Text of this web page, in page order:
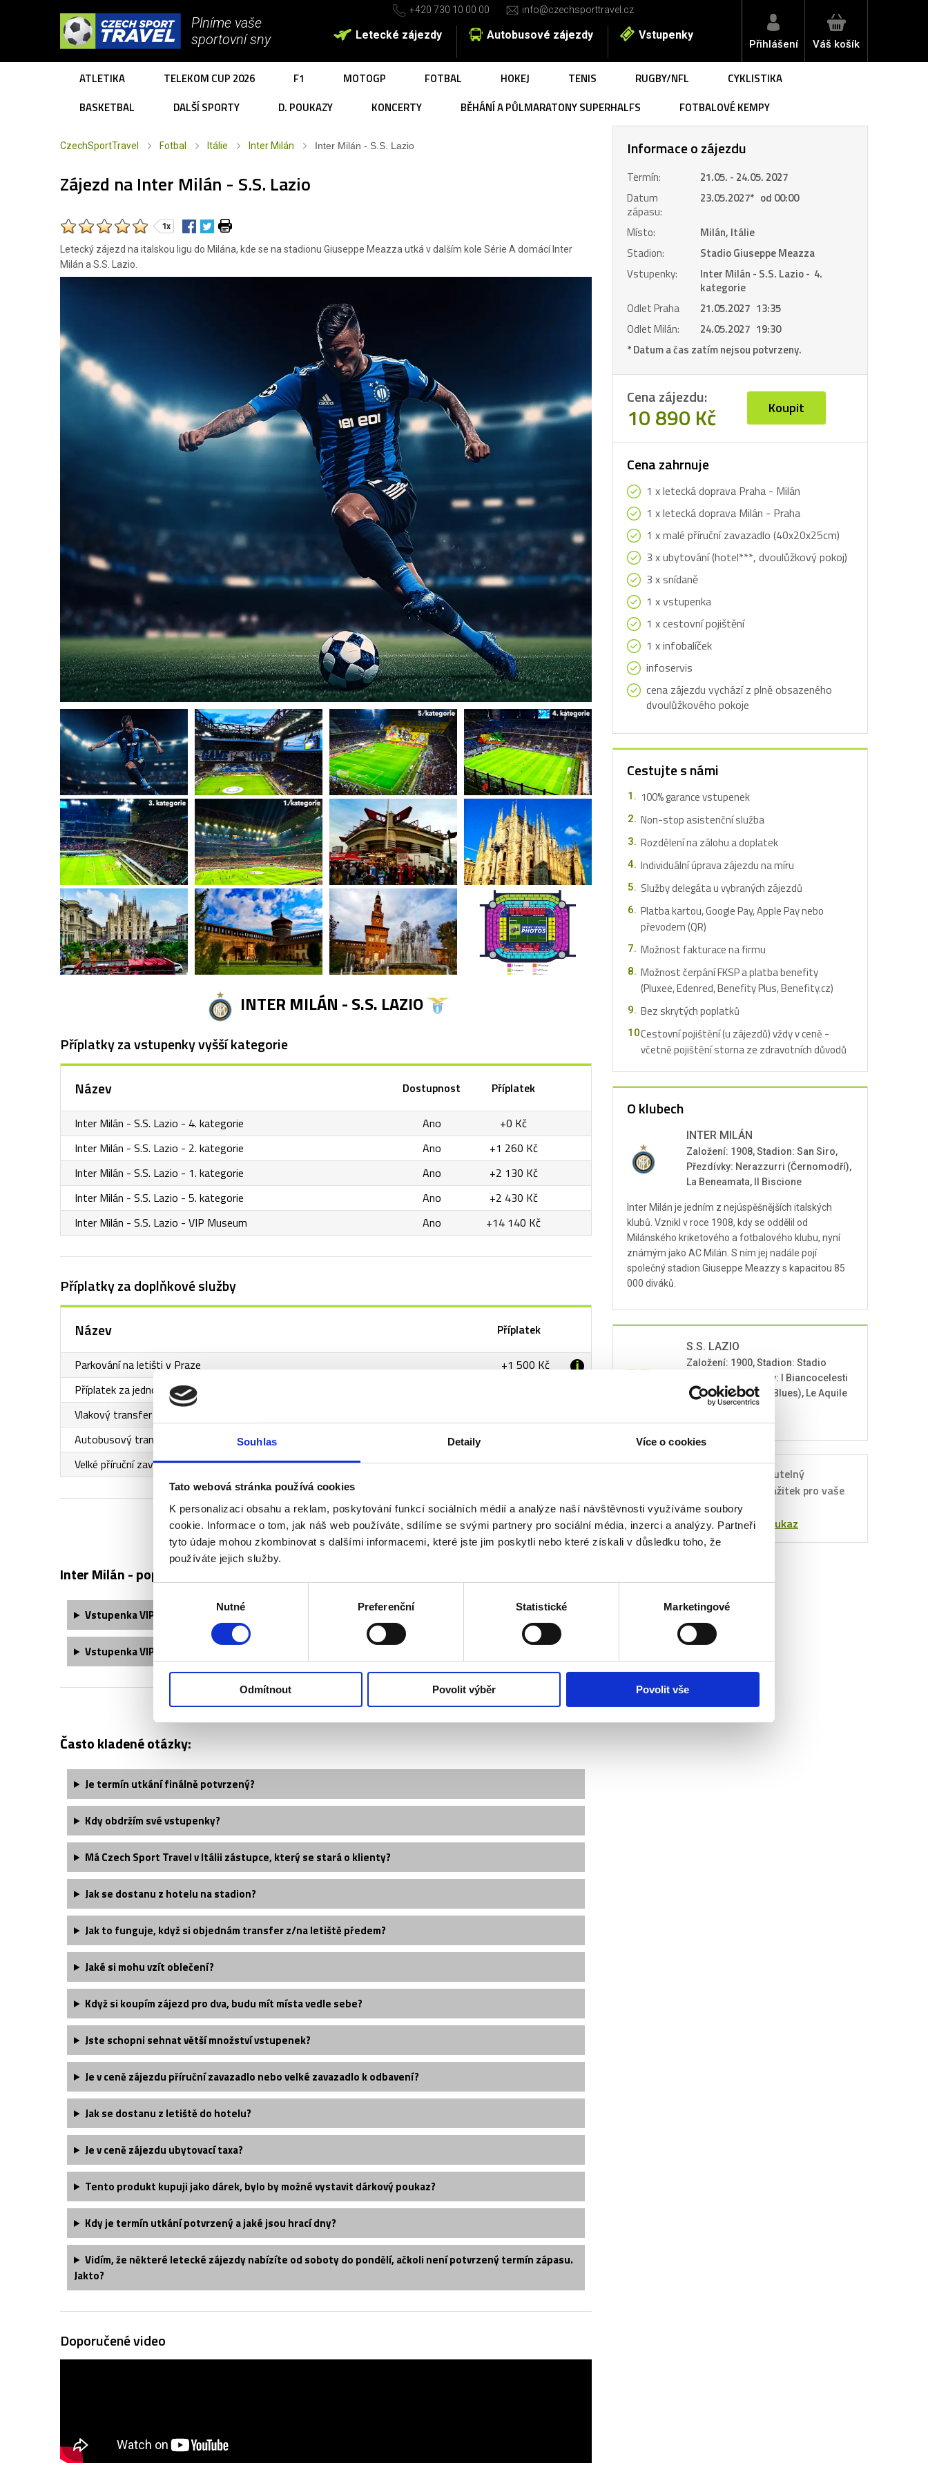
Souhlas Detaily Více o cookies
Tato webová stránka používá cookies
K personalizaci obsahu a reklam, poskytování funkcí sociálních médií a analýze naší návštěvnosti využíváme soubory
cookie. Informace o tom, jak náš web používáte, sdílíme se svými partnery pro sociální média, inzerci a analýzy. Partneři
tyto údaje mohou zkombinovat s dalšími informacemi, které jste jim poskytli nebo které získali v důsledku toho, že
používáte jejich služby.
Nutné Preferenční Statistické Marketingové
Odmítnout Povolit výběr Povolit vše
Plníme vaše
sportovní sny
+420 730 10 00 00 info@czechsporttravel.cz
Letecké zájezdy Autobusové zájezdy Vstupenky
Přihlášení Váš košík
ATLETIKA TELEKOM CUP 2026 F1 MOTOGP FOTBAL HOKEJ TENIS RUGBY/NFL
CYKLISTIKA
BASKETBAL
DALŠÍ SPORTY D. POUKAZY KONCERTY BĚHÁNÍ A PŮLMARATONY SUPERHALFS FOTBALOVÉ KEMPY
CzechSportTravel Fotbal Itálie Inter Milán Inter Milán - S.S. Lazio
Zájezd na Inter Milán - S.S. Lazio
1x
Letecký zájezd na italskou ligu do Milána, kde se na stadionu Giuseppe Meazza utká v dalším kole Série A domácí Inter
Milán a S.S. Lazio.
INTER MILÁN - S.S. LAZIO
Příplatky za vstupenky vyšší kategorie
Název Dostupnost Příplatek
Inter Milán - S.S. Lazio - 4. kategorie Ano
+0 Kč
Inter Milán - S.S. Lazio - 2. kategorie
Ano
+1 260 Kč
Inter Milán - S.S. Lazio - 1. kategorie
Ano
+2 130 Kč
Inter Milán - S.S. Lazio - 5. kategorie
Ano
+2 430 Kč
Inter Milán - S.S. Lazio - VIP Museum
Ano +14 140 Kč
Příplatky za doplňkové služby
Název Příplatek
Parkování na letišti v Praze
+1 500 Kč
Příplatek za jednolůžkový pokoj
Vlakový transfer letiště - Milano centrum - letiště
Autobusový transfer letiště - Milano centrum - letiště
Velké příruční zavazadlo (55x35x20cm)
+2 000 Kč
Inter Milán - popis vstupenek ↓
Vstupenka VIP Lounge obsahuje:
Vstupenka VIP Onore obsahuje:
Často kladené otázky:
Je termín utkání finálně potvrzený?
Kdy obdržím své vstupenky?
Má Czech Sport Travel v Itálii zástupce, který se stará o klienty?
Jak se dostanu z hotelu na stadion?
Jak to funguje, když si objednám transfer z/na letiště předem?
Jaké si mohu vzít oblečení?
Když si koupím zájezd pro dva, budu mít místa vedle sebe?
Jste schopni sehnat větší množství vstupenek?
Je v ceně zájezdu příruční zavazadlo nebo velké zavazadlo k odbavení?
Jak se dostanu z letiště do hotelu?
Je v ceně zájezdu ubytovací taxa?
Tento produkt kupuji jako dárek, bylo by možné vystavit dárkový poukaz?
Kdy je termín utkání potvrzený a jaké jsou hrací dny?
Vidím, že některé letecké zájezdy nabízíte od soboty do pondělí, ačkoli není potvrzený termín zápasu.
Jakto?
Doporučené video
Informace o zájezdu
Termín:
21.05. - 24.05. 2027
Datum
zápasu:
23.05.2027* od 00:00
Místo:
Milán, Itálie
Stadion:
Stadio Giuseppe Meazza
Vstupenky:
Inter Milán - S.S. Lazio - 4.
kategorie
Odlet Praha
21.05.2027 13:35
Odlet Milán:
24.05.2027 19:30
* Datum a čas zatím nejsou potvrzeny.
Cena zájezdu:
10 890 Kč Koupit
Cena zahrnuje
1 x letecká doprava Praha - Milán
1 x letecká doprava Milán - Praha
1 x malé příruční zavazadlo (40x20x25cm)
3 x ubytování (hotel***, dvoulůžkový pokoj)
3 x snídaně
1 x vstupenka
1 x cestovní pojištění
1 x infobalíček
infoservis
cena zájezdu vychází z plně obsazeného
dvoulůžkového pokoje
Cestujte s námi
100% garance vstupenek
Non-stop asistenční služba
Rozdělení na zálohu a doplatek
Individuální úprava zájezdu na míru
Služby delegáta u vybraných zájezdů
Platba kartou, Google Pay, Apple Pay nebo
převodem (QR)
Možnost fakturace na firmu
Možnost čerpání FKSP a platba benefity
(Pluxee, Edenred, Benefity Plus, Benefity.cz)
Bez skrytých poplatků
Cestovní pojištění (u zájezdů) vždy v ceně -
včetně pojištění storna ze zdravotních důvodů
O klubech
INTER MILÁN
Založení: 1908, Stadion: San Siro,
Přezdívky: Nerazzurri (Černomodří),
La Beneamata, Il Biscione
Inter Milán je jedním z nejúspěšnějších italských
klubů. Vznikl v roce 1908, kdy se oddělil od
Milánského kriketového a fotbalového klubu, nyní
známým jako AC Milán. S ním jej nadále pojí
společný stadion Giuseppe Meazzy s kapacitou 85
000 diváků.
S.S. LAZIO
Založení: 1900, Stadion: Stadio
Olimpico, Přezdívky: I Biancocelesti
(The White and Sky Blues), Le Aquile
(The Eagles)
poukaz
Nezapomenutelný
sportovní zážitek pro vaše
blízké.
Objednat poukaz